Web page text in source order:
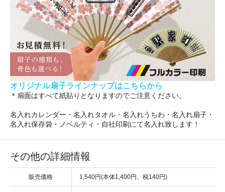
オリジナル扇子ラインナップはこちらから
＊扇面はすべて紙貼りとなりますのでご注意ください。
名入れカレンダー・名入れタオル・名入れうちわ・名入れ扇子・
名入れ保存袋・ノベルティ・自社印刷にて名入れ致します！
その他の詳細情報
販売価格 1,540円(本体1,400円、税140円)